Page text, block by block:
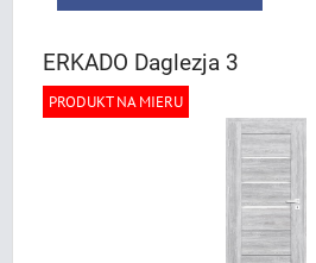
ERKADO Daglezja 3
PRODUKT NA MIERU